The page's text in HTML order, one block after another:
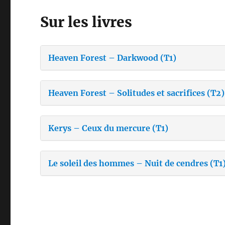
Sur les livres
Heaven Forest – Darkwood (T1)
Heaven Forest – Solitudes et sacrifices (T2)
Kerys – Ceux du mercure (T1)
Le soleil des hommes – Nuit de cendres